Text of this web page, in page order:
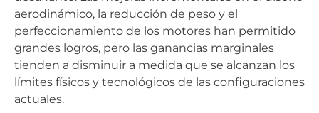
aerodinámico, la reducción de peso y el
perfeccionamiento de los motores han permitido
grandes logros, pero las ganancias marginales
tienden a disminuir a medida que se alcanzan los
límites físicos y tecnológicos de las configuraciones
actuales.